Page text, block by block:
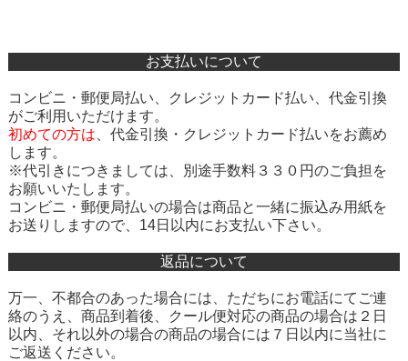
お支払いについて
コンビニ・郵便局払い、クレジットカード払い、代金引換
がご利用いただけます。
初めての方は
代金引換・クレジットカード払いをお薦め
します。
※代引きにつきましては、別途手数料３３０円のご負担を
お願いいたします。
コンビニ・郵便局払いの場合は商品と一緒に振込み用紙を
お送りしますので、14日以内にお支払い下さい。
返品について
万一、不都合のあった場合には、ただちにお電話にてご連
絡のうえ、商品到着後、クール便対応の商品の場合は２日
以内、それ以外の場合の商品の場合には７日以内に当社に
ご返送ください。